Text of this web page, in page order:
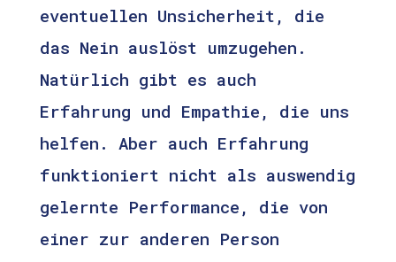
eventuellen Unsicherheit, die
das Nein auslöst umzugehen.
Natürlich gibt es auch
Erfahrung und Empathie, die uns
helfen. Aber auch Erfahrung
funktioniert nicht als auswendig
gelernte Performance, die von
einer zur anderen Person